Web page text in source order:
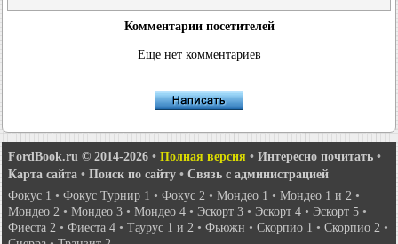
Комментарии посетителей
Еще нет комментариев
FordBook.ru © 2014-2026 • Полная версия • Интересно почитать •
Карта сайта • Поиск по сайту • Связь с администрацией
Фокус 1 • Фокус Турнир 1 • Фокус 2 • Мондео 1 • Мондео 1 и 2 •
Мондео 2 • Мондео 3 • Мондео 4 • Эскорт 3 • Эскорт 4 • Эскорт 5 •
Фиеста 2 • Фиеста 4 • Таурус 1 и 2 • Фьюжн • Скорпио 1 • Скорпио 2 •